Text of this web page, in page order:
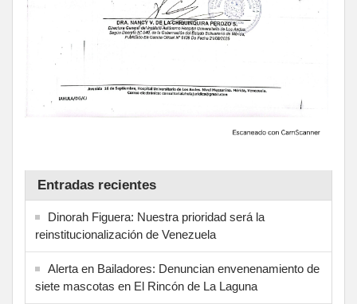
Entradas recientes
Dinorah Figuera: Nuestra prioridad será la
reinstitucionalización de Venezuela
Alerta en Bailadores: Denuncian envenenamiento de
siete mascotas en El Rincón de La Laguna